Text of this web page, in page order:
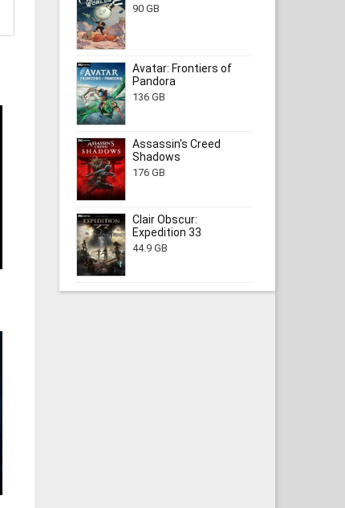
90 GB
Avatar: Frontiers of
Pandora
136 GB
Assassin's Creed
Shadows
176 GB
Clair Obscur:
Expedition 33
44.9 GB